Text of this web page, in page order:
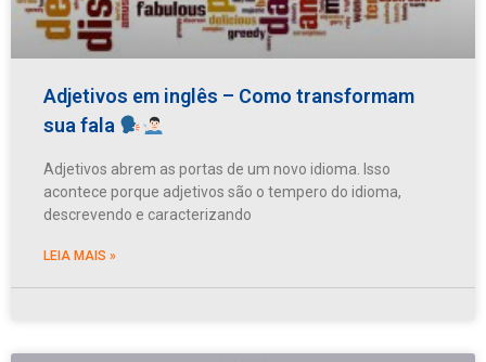
Adjetivos em inglês – Como transformam
sua fala
Adjetivos abrem as portas de um novo idioma. Isso
acontece porque adjetivos são o tempero do idioma,
descrevendo e caracterizando
LEIA MAIS »